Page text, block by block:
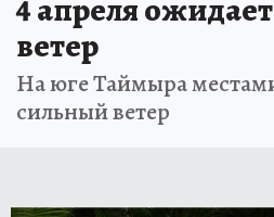
4 апреля
ветер
На юге Таймыра
сильный ветер